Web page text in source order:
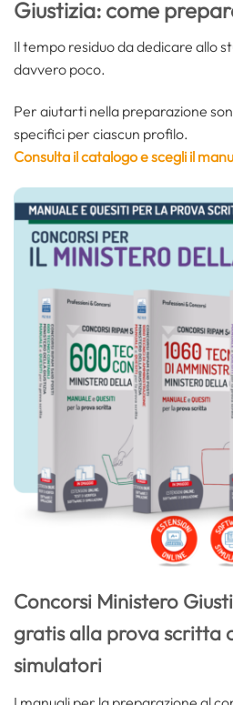
Giustizia: come
Il tempo residuo da dedicare allo
davvero poco.
Per aiutarti nella preparazione
specifici per ciascun profilo.
Consulta il catalogo e scegli il
Concorsi Ministero
gratis alla prova scritta
simulatori